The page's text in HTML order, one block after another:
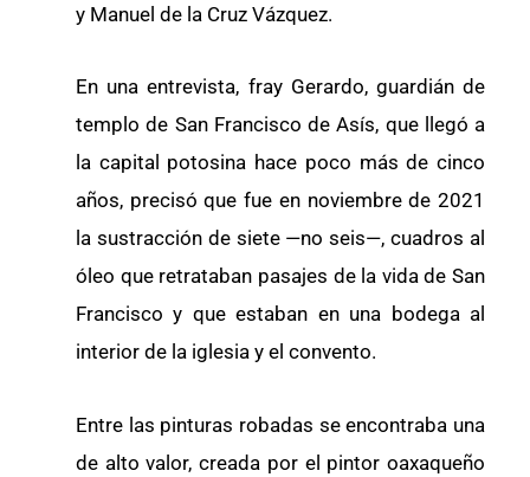
y Manuel de la Cruz Vázquez.
En una entrevista, fray Gerardo, guardián de
templo de San Francisco de Asís, que llegó a
la capital potosina hace poco más de cinco
años, precisó que fue en noviembre de 2021
la sustracción de siete —no seis—, cuadros al
óleo que retrataban pasajes de la vida de San
Francisco y que estaban en una bodega al
interior de la iglesia y el convento.
Entre las pinturas robadas se encontraba una
de alto valor, creada por el pintor oaxaqueño